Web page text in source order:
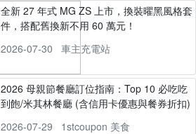
全新 27 年式 MG ZS 上市，換裝曜黑風格套
件，搭配舊換新不用 60 萬元！
2026-07-30
車主充電站
2026 母親節餐廳訂位指南：Top 10 必吃吃
到飽/米其林餐廳 (含信用卡優惠與餐券折扣)
2026-07-29
1stcoupon 美食